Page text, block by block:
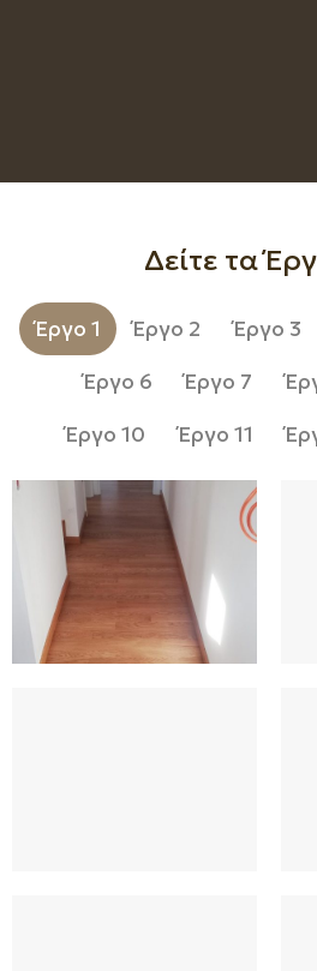
Δείτε τα
Έργο 1 Έργο 2 Έργο 3
Έργο 6
Έργο 7
Έργο 10
Έργο 11